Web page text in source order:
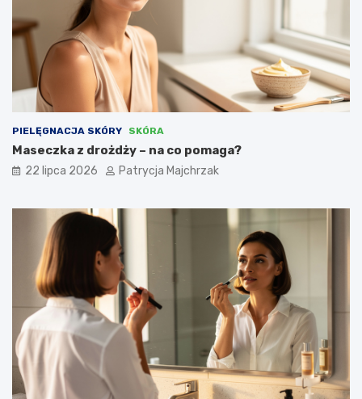
PIELĘGNACJA SKÓRY SKÓRA
Maseczka z drożdży – na co pomaga?
22 lipca 2026 Patrycja Majchrzak